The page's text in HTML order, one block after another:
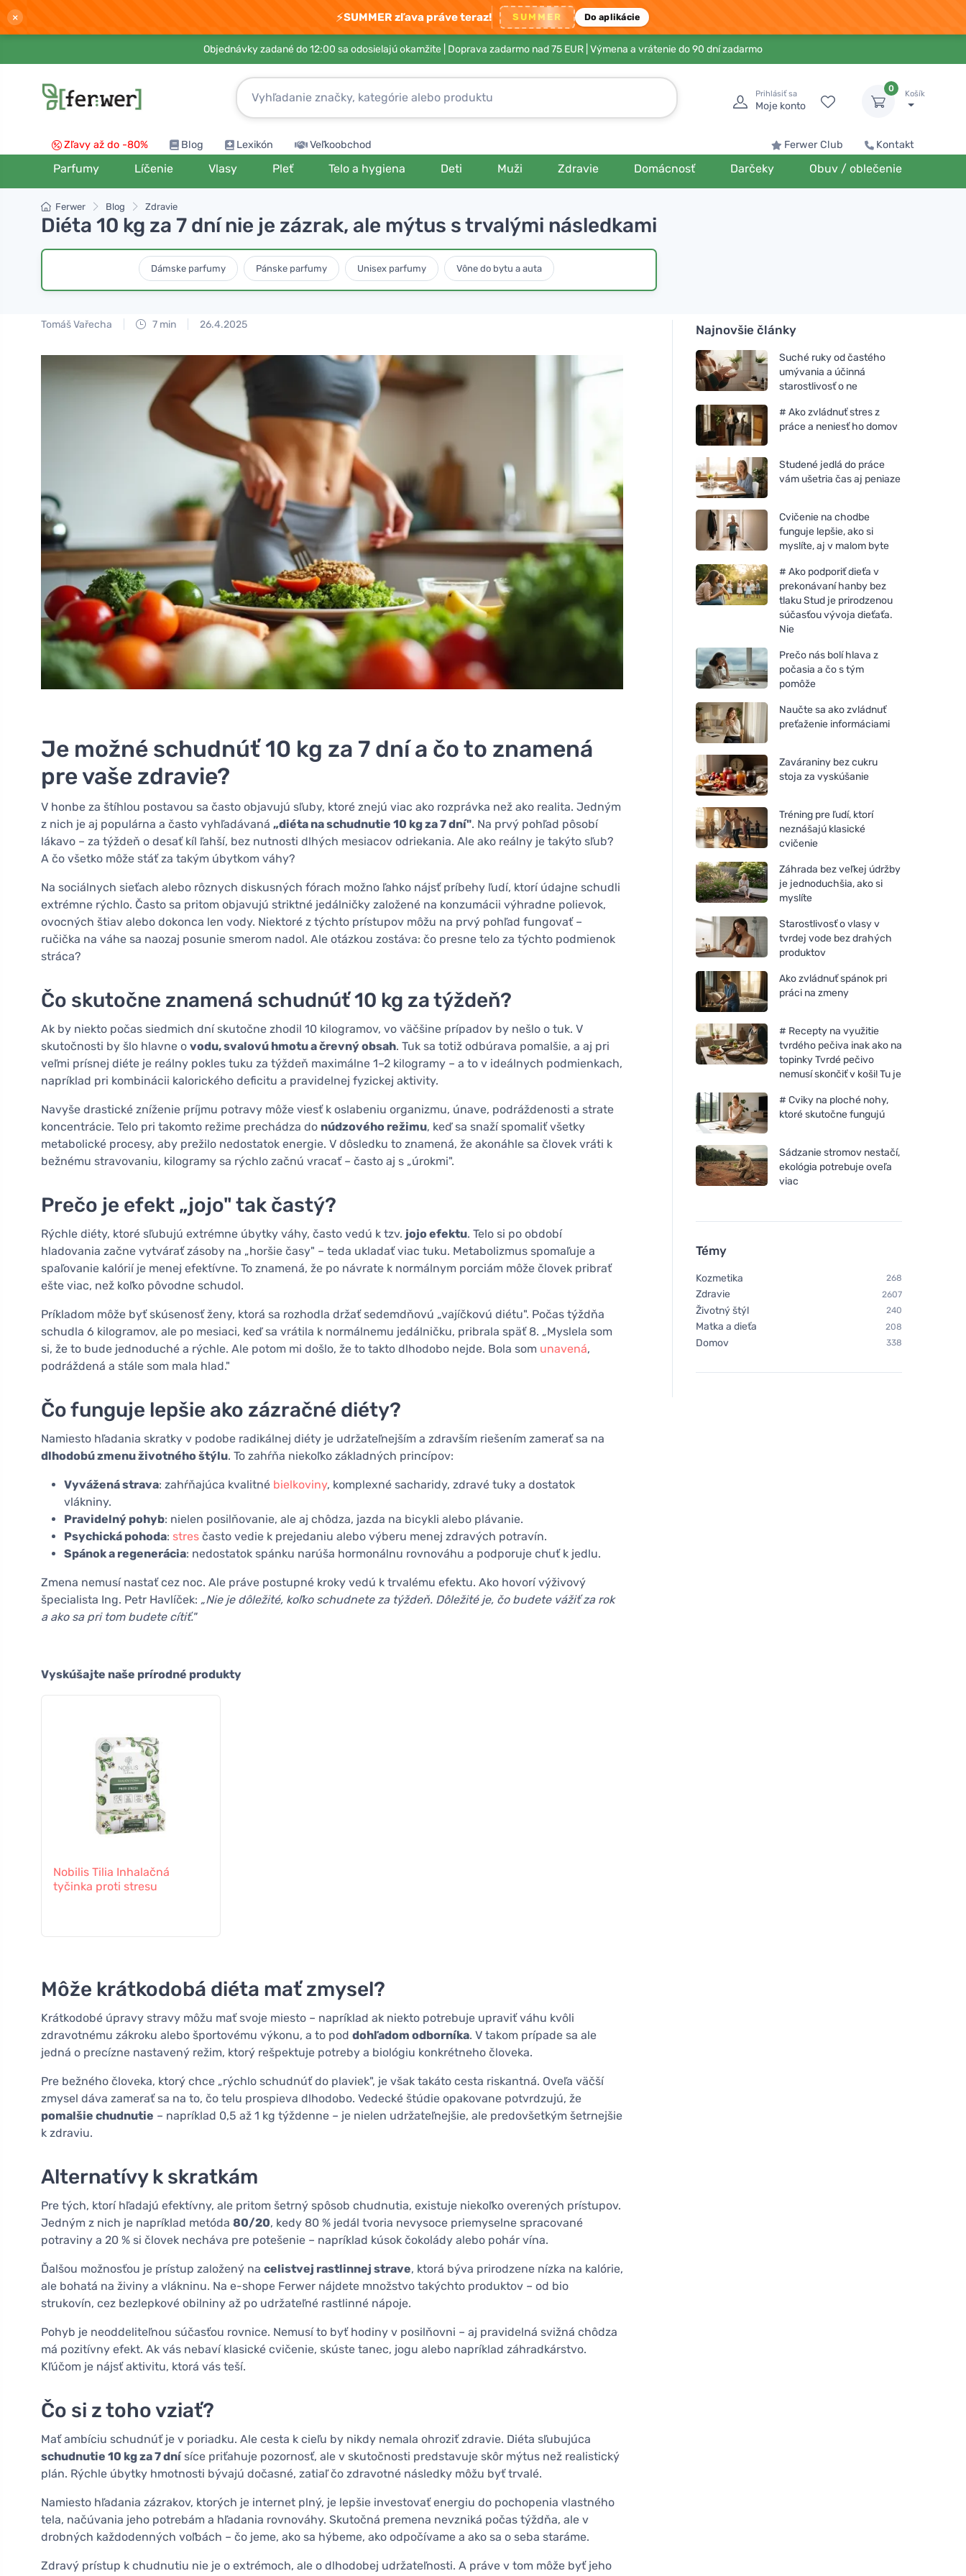
× ⚡SUMMER zľava práve teraz! SUMMER Do aplikácie
Objednávky zadané do 12:00 sa odosielajú okamžite | Doprava zadarmo nad 75 EUR | Výmena a vrátenie do 90 dní zadarmo
Prihlásiť sa
Moje konto
0
Košík
Zľavy až do -80% Blog Lexikón Veľkoobchod Ferwer Club Kontakt
Parfumy Líčenie Vlasy Pleť Telo a hygiena Deti Muži Zdravie Domácnosť Darčeky Obuv / oblečenie
Ferwer Blog Zdravie
Diéta 10 kg za 7 dní nie je zázrak, ale mýtus s trvalými následkami
Dámske parfumy Pánske parfumy Unisex parfumy Vône do bytu a auta
Tomáš Vařecha 7 min 26.4.2025
Je možné schudnúť 10 kg za 7 dní a čo to znamená
pre vaše zdravie?
V honbe za štíhlou postavou sa často objavujú sľuby, ktoré znejú viac ako rozprávka než ako realita. Jedným
z nich je aj populárna a často vyhľadávaná „diéta na schudnutie 10 kg za 7 dní". Na prvý pohľad pôsobí
lákavo – za týždeň o desať kíl ľahší, bez nutnosti dlhých mesiacov odriekania. Ale ako reálny je takýto sľub?
A čo všetko môže stáť za takým úbytkom váhy?
Na sociálnych sieťach alebo rôznych diskusných fórach možno ľahko nájsť príbehy ľudí, ktorí údajne schudli
extrémne rýchlo. Často sa pritom objavujú striktné jedálničky založené na konzumácii výhradne polievok,
ovocných štiav alebo dokonca len vody. Niektoré z týchto prístupov môžu na prvý pohľad fungovať –
ručička na váhe sa naozaj posunie smerom nadol. Ale otázkou zostáva: čo presne telo za týchto podmienok
stráca?
Čo skutočne znamená schudnúť 10 kg za týždeň?
Ak by niekto počas siedmich dní skutočne zhodil 10 kilogramov, vo väčšine prípadov by nešlo o tuk. V
skutočnosti by šlo hlavne o vodu, svalovú hmotu a črevný obsah. Tuk sa totiž odbúrava pomalšie, a aj pri
veľmi prísnej diéte je reálny pokles tuku za týždeň maximálne 1–2 kilogramy – a to v ideálnych podmienkach,
napríklad pri kombinácii kalorického deficitu a pravidelnej fyzickej aktivity.
Navyše drastické zníženie príjmu potravy môže viesť k oslabeniu organizmu, únave, podráždenosti a strate
koncentrácie. Telo pri takomto režime prechádza do núdzového režimu, keď sa snaží spomaliť všetky
metabolické procesy, aby prežilo nedostatok energie. V dôsledku to znamená, že akonáhle sa človek vráti k
bežnému stravovaniu, kilogramy sa rýchlo začnú vracať – často aj s „úrokmi".
Prečo je efekt „jojo" tak častý?
Rýchle diéty, ktoré sľubujú extrémne úbytky váhy, často vedú k tzv. jojo efektu. Telo si po období
hladovania začne vytvárať zásoby na „horšie časy" – teda ukladať viac tuku. Metabolizmus spomaľuje a
spaľovanie kalórií je menej efektívne. To znamená, že po návrate k normálnym porciám môže človek pribrať
ešte viac, než koľko pôvodne schudol.
Príkladom môže byť skúsenosť ženy, ktorá sa rozhodla držať sedemdňovú „vajíčkovú diétu". Počas týždňa
schudla 6 kilogramov, ale po mesiaci, keď sa vrátila k normálnemu jedálničku, pribrala späť 8. „Myslela som
si, že to bude jednoduché a rýchle. Ale potom mi došlo, že to takto dlhodobo nejde. Bola som unavená,
podráždená a stále som mala hlad."
Čo funguje lepšie ako zázračné diéty?
Namiesto hľadania skratky v podobe radikálnej diéty je udržateľnejším a zdravším riešením zamerať sa na
dlhodobú zmenu životného štýlu. To zahŕňa niekoľko základných princípov:
Vyvážená strava: zahŕňajúca kvalitné bielkoviny, komplexné sacharidy, zdravé tuky a dostatok
vlákniny.
Pravidelný pohyb: nielen posilňovanie, ale aj chôdza, jazda na bicykli alebo plávanie.
Psychická pohoda: stres často vedie k prejedaniu alebo výberu menej zdravých potravín.
Spánok a regenerácia: nedostatok spánku narúša hormonálnu rovnováhu a podporuje chuť k jedlu.
Zmena nemusí nastať cez noc. Ale práve postupné kroky vedú k trvalému efektu. Ako hovorí výživový
špecialista Ing. Petr Havlíček: „Nie je dôležité, koľko schudnete za týždeň. Dôležité je, čo budete vážiť za rok
a ako sa pri tom budete cítiť."
Vyskúšajte naše prírodné produkty
Nobilis Tilia Inhalačná
tyčinka proti stresu
Môže krátkodobá diéta mať zmysel?
Krátkodobé úpravy stravy môžu mať svoje miesto – napríklad ak niekto potrebuje upraviť váhu kvôli
zdravotnému zákroku alebo športovému výkonu, a to pod dohľadom odborníka. V takom prípade sa ale
jedná o precízne nastavený režim, ktorý rešpektuje potreby a biológiu konkrétneho človeka.
Pre bežného človeka, ktorý chce „rýchlo schudnúť do plaviek", je však takáto cesta riskantná. Oveľa väčší
zmysel dáva zamerať sa na to, čo telu prospieva dlhodobo. Vedecké štúdie opakovane potvrdzujú, že
pomalšie chudnutie – napríklad 0,5 až 1 kg týždenne – je nielen udržateľnejšie, ale predovšetkým šetrnejšie
k zdraviu.
Alternatívy k skratkám
Pre tých, ktorí hľadajú efektívny, ale pritom šetrný spôsob chudnutia, existuje niekoľko overených prístupov.
Jedným z nich je napríklad metóda 80/20, kedy 80 % jedál tvoria nevysoce priemyselne spracované
potraviny a 20 % si človek necháva pre potešenie – napríklad kúsok čokolády alebo pohár vína.
Ďalšou možnosťou je prístup založený na celistvej rastlinnej strave, ktorá býva prirodzene nízka na kalórie,
ale bohatá na živiny a vlákninu. Na e-shope Ferwer nájdete množstvo takýchto produktov – od bio
strukovín, cez bezlepkové obilniny až po udržateľné rastlinné nápoje.
Pohyb je neoddeliteľnou súčasťou rovnice. Nemusí to byť hodiny v posilňovni – aj pravidelná svižná chôdza
má pozitívny efekt. Ak vás nebaví klasické cvičenie, skúste tanec, jogu alebo napríklad záhradkárstvo.
Kľúčom je nájsť aktivitu, ktorá vás teší.
Čo si z toho vziať?
Mať ambíciu schudnúť je v poriadku. Ale cesta k cieľu by nikdy nemala ohroziť zdravie. Diéta sľubujúca
schudnutie 10 kg za 7 dnísíce priťahuje pozornosť, ale v skutočnosti predstavuje skôr mýtus než realistický
plán. Rýchle úbytky hmotnosti bývajú dočasné, zatiaľ čo zdravotné následky môžu byť trvalé.
Namiesto hľadania zázrakov, ktorých je internet plný, je lepšie investovať energiu do pochopenia vlastného
tela, načúvania jeho potrebám a hľadania rovnováhy. Skutočná premena nevzniká počas týždňa, ale v
drobných každodenných voľbách – čo jeme, ako sa hýbeme, ako odpočívame a ako sa o seba staráme.
Zdravý prístup k chudnutiu nie je o extrémoch, ale o dlhodobej udržateľnosti. A práve v tom môže byť jeho
Najnovšie články
Suché ruky od častého
umývania a účinná
starostlivosť o ne
# Ako zvládnuť stres z
práce a neniesť ho domov
Studené jedlá do práce
vám ušetria čas aj peniaze
Cvičenie na chodbe
funguje lepšie, ako si
myslíte, aj v malom byte
# Ako podporiť dieťa v
prekonávaní hanby bez
tlaku Stud je prirodzenou
súčasťou vývoja dieťaťa.
Nie
Prečo nás bolí hlava z
počasia a čo s tým
pomôže
Naučte sa ako zvládnuť
preťaženie informáciami
Zaváraniny bez cukru
stoja za vyskúšanie
Tréning pre ľudí, ktorí
neznášajú klasické
cvičenie
Záhrada bez veľkej údržby
je jednoduchšia, ako si
myslíte
Starostlivosť o vlasy v
tvrdej vode bez drahých
produktov
Ako zvládnuť spánok pri
práci na zmeny
# Recepty na využitie
tvrdého pečiva inak ako na
topinky Tvrdé pečivo
nemusí skončiť v koši! Tu je
# Cviky na ploché nohy,
ktoré skutočne fungujú
Sádzanie stromov nestačí,
ekológia potrebuje oveľa
viac
Témy
Kozmetika 268
Zdravie 2607
Životný štýl 240
Matka a dieťa 208
Domov 338